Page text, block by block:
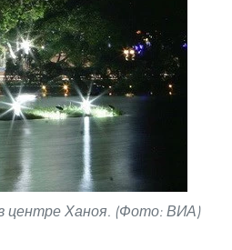
центре Ханоя. (Фото: ВИА)